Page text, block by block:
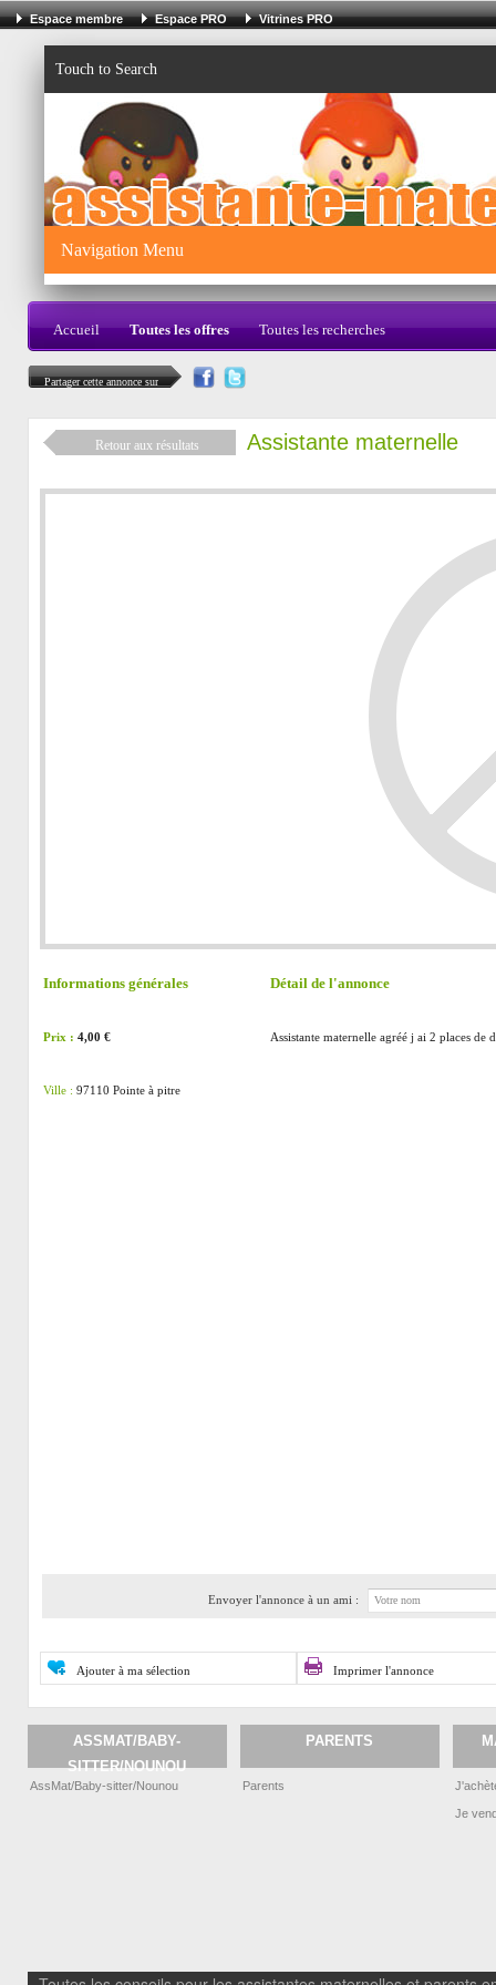
Espace membre Espace PRO Vitrines PRO
Touch to Search
Navigation Menu
Accueil Toutes les offres Toutes les recherches
Partager cette annonce sur
Retour aux résultats Assistante maternelle
Informations générales
Prix : 4,00 €
Ville : 97110 Pointe à pitre
Détail de l'annonce
Assistante maternelle agréé j ai 2 places de
Envoyer l'annonce à un ami :
Ajouter à ma sélection Imprimer l'annonce
ASSMAT/BABY-
SITTER/NOUNOU
AssMat/Baby-sitter/Nounou
PARENTS
Parents
Je